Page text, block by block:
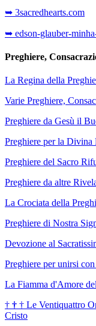
➥ 3sacredhearts.com
➥ edson-glauber-
Preghiere,
La Regina della
Varie Preghiere,
Preghiere da Gesù il
Preghiere per la Divina
Preghiere del Sacro
Preghiere da altre
La Crociata della
Preghiere di Nostra
Devozione al
Preghiere per unirsi
La Fiamma d'Amore
† † † Le Ventiquattro
Cristo